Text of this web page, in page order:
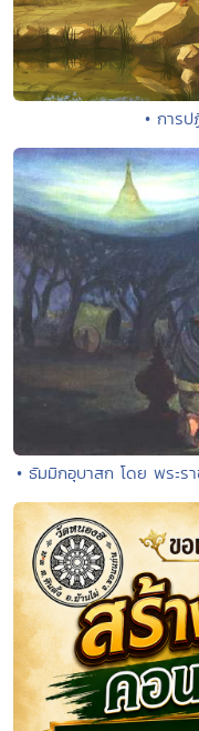
• การ
• ธัมมิกอุบาสก โดย พระ